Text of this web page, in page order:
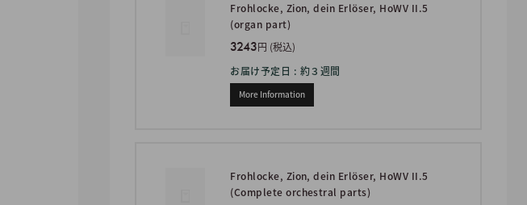
Frohlocke, Zion, dein Erlöser, HoWV II.5
(organ part)
3243円 (税込)
お届け予定日 : 約３週間
More Information
Frohlocke, Zion, dein Erlöser, HoWV II.5
(Complete orchestral parts)